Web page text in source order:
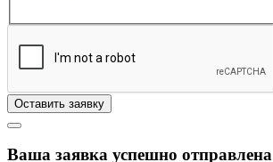
Оставить заявку
Ваша заявка успешно отправлена